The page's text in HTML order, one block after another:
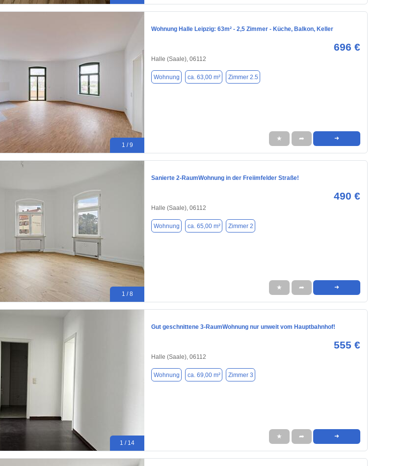
1 / 9
Wohnung Halle Leipzig: 63m² - 2,5 Zimmer - Küche, Balkon, Keller
696 €
Halle (Saale), 06112
Wohnung ca. 63,00 m² Zimmer 2.5
★ ➦ ➜
1 / 8
Sanierte 2-RaumWohnung in der Freiimfelder Straße!
490 €
Halle (Saale), 06112
Wohnung ca. 65,00 m² Zimmer 2
★ ➦ ➜
1 / 14
Gut geschnittene 3-RaumWohnung nur unweit vom Hauptbahnhof!
555 €
Halle (Saale), 06112
Wohnung ca. 69,00 m² Zimmer 3
★ ➦ ➜